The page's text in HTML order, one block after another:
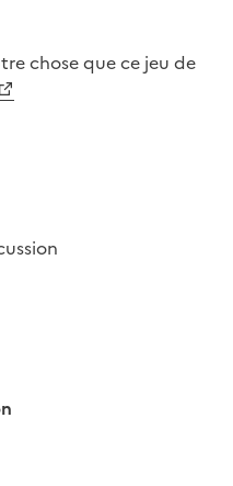
chose quece jeu de